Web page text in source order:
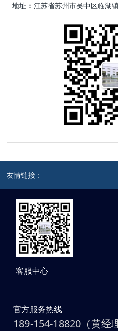
地址：江苏省苏州市吴中区临湖
友情链接 :
客服中心
官方服务热线
189-154-18820（黄经